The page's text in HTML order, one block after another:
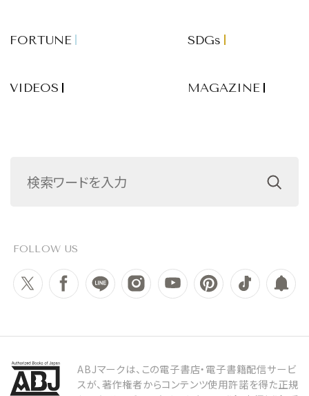
FORTUNE SDGs
VIDEOS MAGAZINE
FOLLOW US
ABJマークは、この電子書店・電子書籍配信サービ
スが、著作権者からコンテンツ使用許諾を得た正規